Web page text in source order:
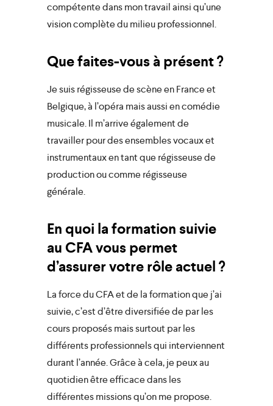
compétente dans mon travail ainsi qu’une
vision complète du milieu professionnel.
Que faites-vous à présent ?
Je suis régisseuse de scène en France et
Belgique, à l’opéra mais aussi en comédie
musicale. Il m’arrive également de
travailler pour des ensembles vocaux et
instrumentaux en tant que régisseuse de
production ou comme régisseuse
générale.
En quoi la formation suivie
au CFA vous permet
d’assurer votre rôle actuel ?
La force du CFA et de la formation que j’ai
suivie, c’est d’être diversifiée de par les
cours proposés mais surtout par les
différents professionnels qui interviennent
durant l’année. Grâce à cela, je peux au
quotidien être efficace dans les
différentes missions qu’on me propose.